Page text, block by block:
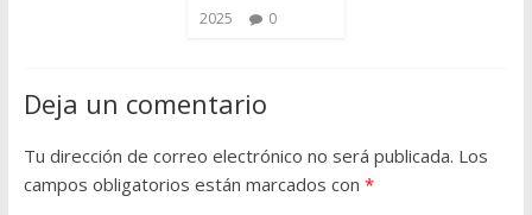
2025
0
Deja un comentario
Tu dirección de correo electrónico no será publicada. Los
campos obligatorios están marcados con *